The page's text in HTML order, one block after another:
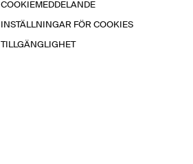
COOKIEMEDDELANDE
INSTÄLLNINGAR FÖR COOKIES
TILLGÄNGLIGHET